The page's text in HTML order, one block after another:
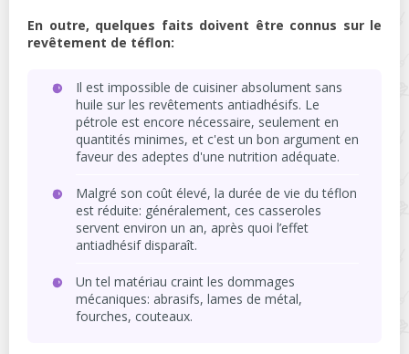
En outre, quelques faits doivent être connus sur le
revêtement de téflon:
Il est impossible de cuisiner absolument sans
huile sur les revêtements antiadhésifs. Le
pétrole est encore nécessaire, seulement en
quantités minimes, et c'est un bon argument en
faveur des adeptes d'une nutrition adéquate.
Malgré son coût élevé, la durée de vie du téflon
est réduite: généralement, ces casseroles
servent environ un an, après quoi l’effet
antiadhésif disparaît.
Un tel matériau craint les dommages
mécaniques: abrasifs, lames de métal,
fourches, couteaux.